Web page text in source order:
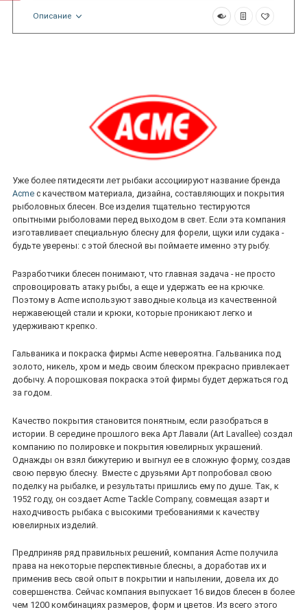
Описание
Уже более пятидесяти лет рыбаки ассоциируют название бренда
Acme с качеством материала, дизайна, составляющих и покрытия
рыболовных блесен. Все изделия тщательно тестируются
опытными рыболовами перед выходом в свет. Если эта компания
изготавливает специальную блесну для форели, щуки или судака -
будьте уверены: с этой блесной вы поймаете именно эту рыбу.
Разработчики блесен понимают, что главная задача - не просто
спровоцировать атаку рыбы, а еще и удержать ее на крючке.
Поэтому в Acme используют заводные кольца из качественной
нержавеющей стали и крюки, которые проникают легко и
удерживают крепко.
Гальваника и покраска фирмы Acme невероятна. Гальваника под
золото, никель, хром и медь своим блеском прекрасно привлекает
добычу. А порошковая покраска этой фирмы будет держаться год
за годом.
Качество покрытия становится понятным, если разобраться в
истории. В середине прошлого века Арт Лавали (Art Lavallee) создал
компанию по полировке и покрытия ювелирных украшений.
Однажды он взял бижутерию и выгнул ее в сложную форму, создав
свою первую блесну. Вместе с друзьями Арт попробовал свою
поделку на рыбалке, и результаты пришлись ему по душе. Так, к
1952 году, он создает Acme Tackle Company, совмещая азарт и
находчивость рыбака с высокими требованиями к качеству
ювелирных изделий.
Предприняв ряд правильных решений, компания Acme получила
права на некоторые перспективные блесны, а доработав их и
применив весь свой опыт в покрытии и напылении, довела их до
совершенства. Сейчас компания выпускает 16 видов блесен в более
чем 1200 комбинациях размеров, форм и цветов. Из всего этого